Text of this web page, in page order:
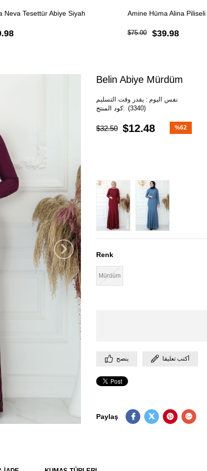
Neva Tesettür Abiye Siyah
$39.98
$75.00
›
Belin Abiye Mürdüm
يقدر وقت التسليم : نفس اليوم
(3340)
$32.50 $12.48 %62
Renk
Mürdüm
ينصح أكتب تعليقا
Paylaş